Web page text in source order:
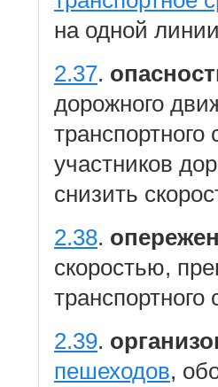
на одной
2.37.
дорожного
участников
снизить
2.38.
скоростью,
транспортного
2.39.
пешеходов,